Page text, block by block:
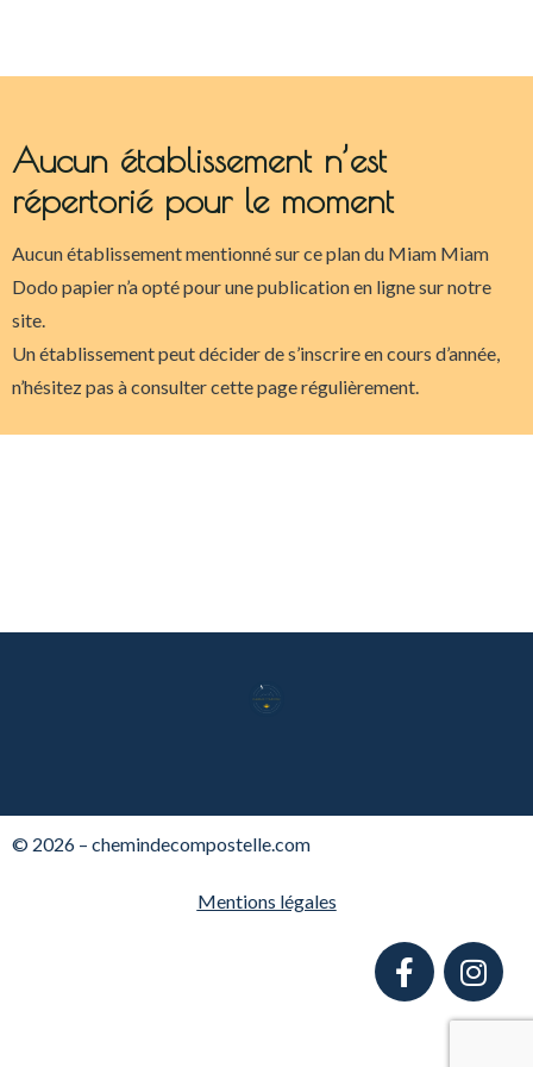
Aucun établissement n’est
répertorié pour le moment
Aucun établissement mentionné sur ce plan du Miam Miam
Dodo papier n’a opté pour une publication en ligne sur notre
site.
Un établissement peut décider de s’inscrire en cours d’année,
n’hésitez pas à consulter cette page régulièrement.
© 2026 – chemindecompostelle.com
Mentions légales